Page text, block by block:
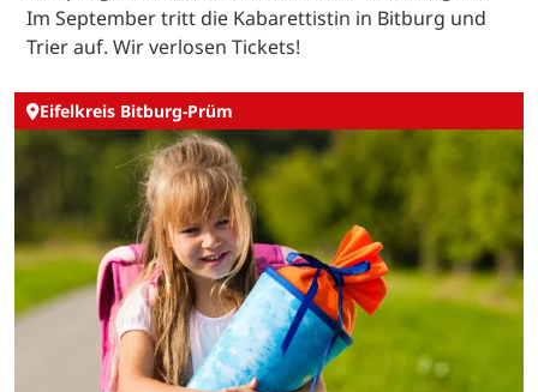
Im September tritt die Kabarettistin in Bitburg und
Trier auf. Wir verlosen Tickets!
Eifelkreis Bitburg-Prüm